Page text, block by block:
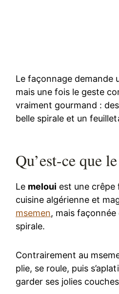
Le façonnage demande
mais une fois le geste
vraiment gourmand :
belle spirale et un
Qu’est-ce que
Le meloui est une crêpe
cuisine algérienne et
msemen, mais
spirale.
Contrairement au
plie, se roule, puis
garder ses jolies